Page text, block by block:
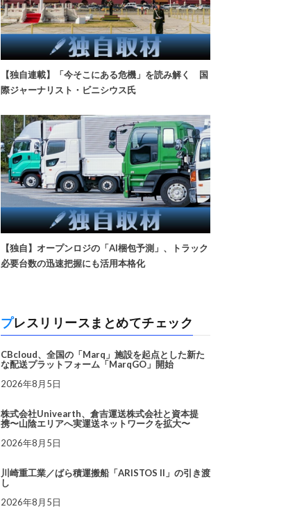
【独自連載】「今そこにある危機」を読み解く 国
際ジャーナリスト・ビニシウス氏
【独自】オープンロジの「AI梱包予測」、トラック
必要台数の迅速把握にも活用本格化
プレスリリースまとめてチェック
CBcloud、全国の「Marq」施設を起点とした新た
な配送プラットフォーム「MarqGO」開始
2026年8月5日
株式会社Univearth、倉吉運送株式会社と資本提
携〜山陰エリアへ実運送ネットワークを拡大〜
2026年8月5日
川崎重工業／ばら積運搬船「ARISTOS II」の引き渡
し
2026年8月5日